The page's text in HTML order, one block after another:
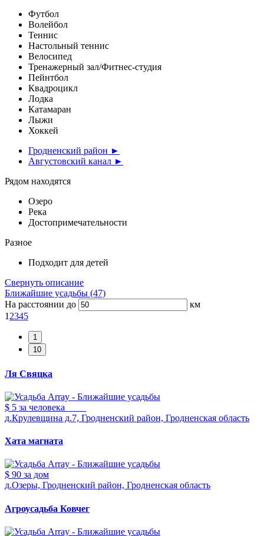
Футбол
Волейбол
Теннис
Настольный теннис
Велосипед
Тренажерный зал/Фитнес-студия
Пейнтбол
Квадроцикл
Лодка
Катамаран
Лыжи
Хоккей
Гродненский район ►
Августовский канал ►
Рядом находятся
Озеро
Река
Достопримечательности
Разное
Подходит для детей
Свернуть описание
Ближайшие усадьбы (47)
На расстоянии до
км
1 2345
Ля Свяцка
$ 5 за человека
д.Крулевщина д.7, Гродненский район, Гродненская область
Хата магната
$ 90 за дом
д.Озеры, Гродненский район, Гродненская область
Агроусадьба Ковчег